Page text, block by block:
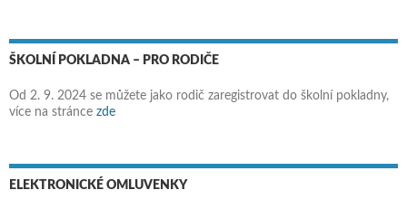
ŠKOLNÍ POKLADNA – PRO RODIČE
Od 2. 9. 2024 se můžete jako rodič zaregistrovat do školní pokladny,
více na stránce zde
ELEKTRONICKÉ OMLUVENKY